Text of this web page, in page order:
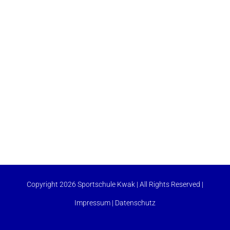
Copyright 2026 Sportschule Kwak | All Rights Reserved |
Impressum | Datenschutz